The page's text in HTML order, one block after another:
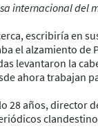
internacional del
escribiría en
el alzamiento de
levantaron la
ahora trabajan
28 años, director